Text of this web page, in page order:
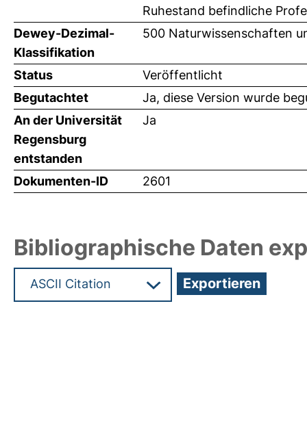
Ruhestand befindliche
Dewey-Dezimal-
Klassifikation
500 Naturwissenschaften
Status
Veröffentlicht
Begutachtet
Ja, diese Version wurde
An der Universität
Regensburg
entstanden
Ja
Dokumenten-ID 2601
Bibliographische Daten